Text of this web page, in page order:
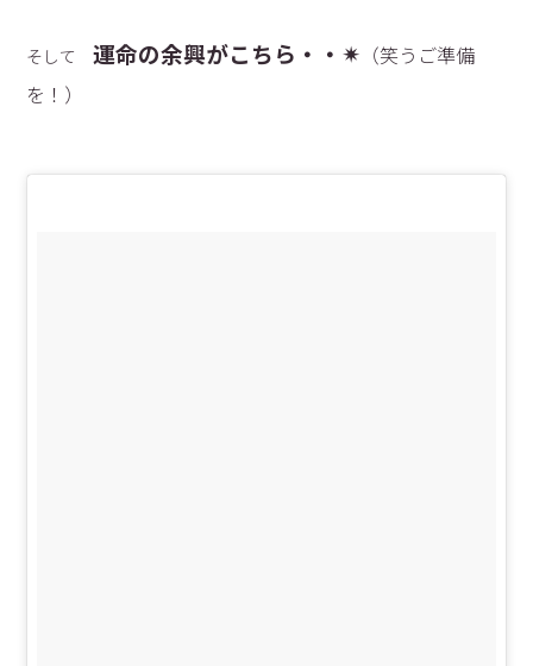
そして運命の余興がこちら・・✴︎ （笑うご準備
を！）